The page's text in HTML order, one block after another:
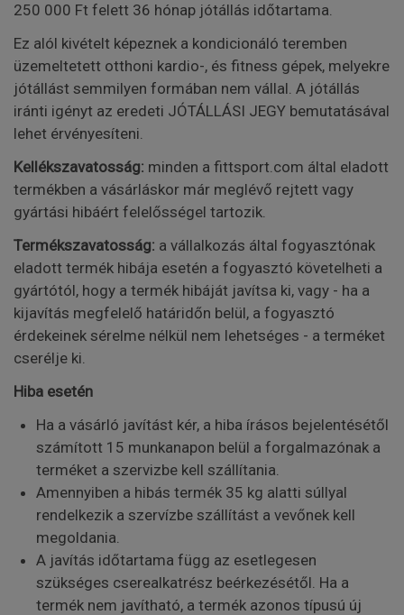
250 000 Ft felett 36 hónap jótállás időtartama.
Ez alól kivételt képeznek a kondicionáló teremben
üzemeltetett otthoni kardio-, és fitness gépek, melyekre
jótállást semmilyen formában nem vállal. A jótállás
iránti igényt az eredeti JÓTÁLLÁSI JEGY bemutatásával
lehet érvényesíteni.
Kellékszavatosság: minden a fittsport.com által eladott
termékben a vásárláskor már meglévő rejtett vagy
gyártási hibáért felelősségel tartozik.
Termékszavatosság: a vállalkozás által fogyasztónak
eladott termék hibája esetén a fogyasztó követelheti a
gyártótól, hogy a termék hibáját javítsa ki, vagy - ha a
kijavítás megfelelő határidőn belül, a fogyasztó
érdekeinek sérelme nélkül nem lehetséges - a terméket
cserélje ki.
Hiba esetén
Ha a vásárló javítást kér, a hiba írásos bejelentésétől
számított 15 munkanapon belül a forgalmazónak a
terméket a szervizbe kell szállítania.
Amennyiben a hibás termék 35 kg alatti súllyal
rendelkezik a szervízbe szállítást a vevőnek kell
megoldania.
A javítás időtartama függ az esetlegesen
szükséges cserealkatrész beérkezésétől. Ha a
termék nem javítható, a termék azonos típusú új